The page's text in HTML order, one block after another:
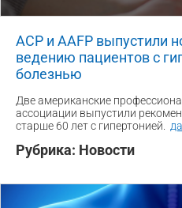
ACP и AAFP выпустили
ведению пациентов с
болезнью
Две американские
ассоциации выпустили
старше 60 лет с гипертонией.
Рубрика: Новости